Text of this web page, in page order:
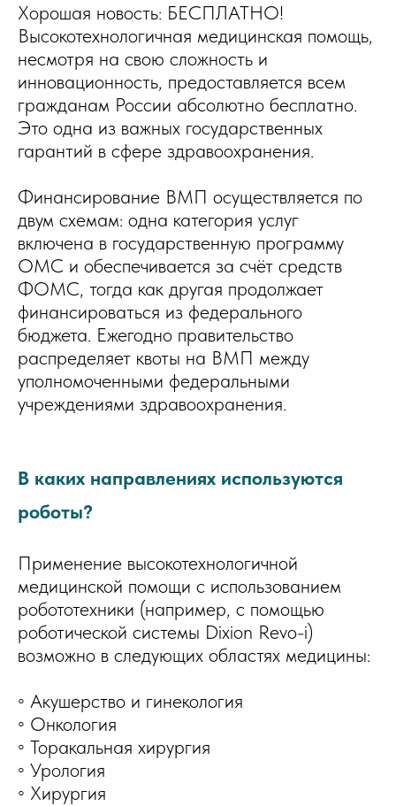
Хорошая новость: БЕСПЛАТНО!
Высокотехнологичная медицинская помощь,
несмотря на свою сложность и
инновационность, предоставляется всем
гражданам России абсолютно бесплатно.
Это одна из важных государственных
гарантий в сфере здравоохранения.
Финансирование ВМП осуществляется по
двум схемам: одна категория услуг
включена в государственную программу
ОМС и обеспечивается за счёт средств
ФОМС, тогда как другая продолжает
финансироваться из федерального
бюджета. Ежегодно правительство
распределяет квоты на ВМП между
уполномоченными федеральными
учреждениями здравоохранения.
В каких направлениях используются
роботы?
Применение высокотехнологичной
медицинской помощи с использованием
робототехники (например, с помощью
роботической системы Dixion Revo-i)
возможно в следующих областях медицины:
◦ Акушерство и гинекология
◦ Онкология
◦ Торакальная хирургия
◦ Урология
◦ Хирургия